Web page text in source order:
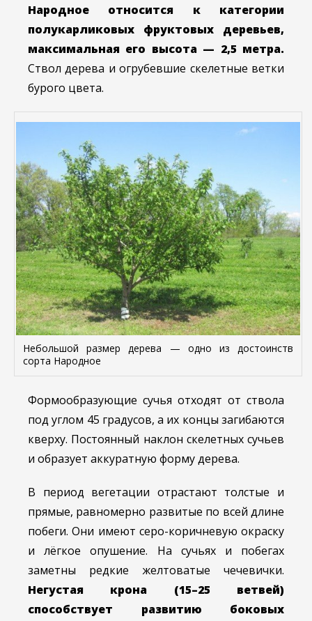
Народное относится к категории
полукарликовых фруктовых деревьев,
максимальная его высота — 2,5 метра.
Ствол дерева и огрубевшие скелетные ветки
бурого цвета.
Небольшой размер дерева — одно из достоинств
сорта Народное
Формообразующие сучья отходят от ствола
под углом 45 градусов, а их концы загибаются
кверху. Постоянный наклон скелетных сучьев
и образует аккуратную форму дерева.
В период вегетации отрастают толстые и
прямые, равномерно развитые по всей длине
побеги. Они имеют серо-коричневую окраску
и лёгкое опушение. На сучьях и побегах
заметны редкие желтоватые чечевички.
Негустая крона (15–25 ветвей)
способствует развитию боковых